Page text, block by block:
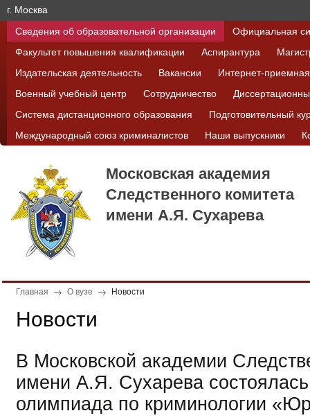
г. Москва
Сведения об образовательной организации
Официальная
Факультет повышения квалификации
Аспирантура
Издательская деятельность
Вакансии
Интернет-приемная
Военный учебный центр
Сотрудничество
Система дистанционного образования
Подготовительный
Международный союз криминалистов
Наши выпускники
Московская академия
Следственного комитета
имени А.Я. Сухарева
Главная О вузе Новости
Новости
В Московской академии
имени А.Я. Сухарева
олимпиада по криминологии